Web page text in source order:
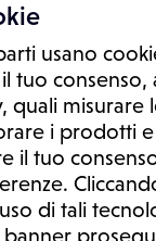
usano
tuo
quali misurare
i prodotti
il tuo
di tali
sito non sono
visita o una
suggerimenti per
sospensione di un